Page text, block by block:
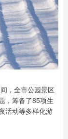
，全市公园景区
，筹备了85项生
活动等多样化游